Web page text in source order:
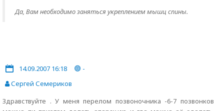
Да, Вам необходимо заняться укреплением мышц спины.
14.09.2007 16:18
-
Сергей Семериков
Здравствуйте . У меня перелом позвоночника -6-7 позвонков